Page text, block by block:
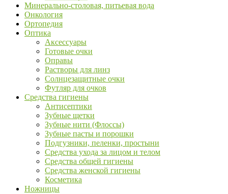
Минерально-столовая, питьевая вода
Онкология
Ортопедия
Оптика
Аксессуары
Готовые очки
Оправы
Растворы для линз
Солнцезащитные очки
Футляр для очков
Средства гигиены
Антисептики
Зубные щетки
Зубные нити (Флоссы)
Зубные пасты и порошки
Подгузники, пеленки, простыни
Средства ухода за лицом и телом
Средства общей гигиены
Средства женской гигиены
Косметика
Ножницы